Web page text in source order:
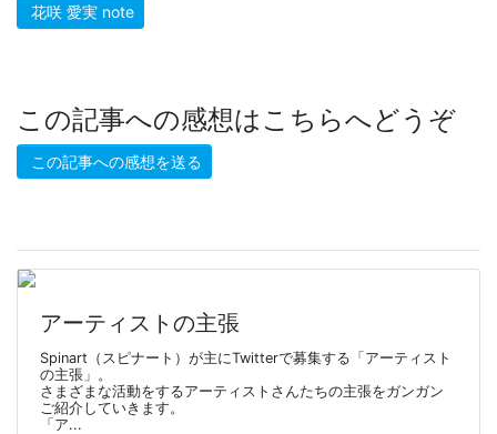
花咲 愛実 note
この記事への感想はこちらへどうぞ
この記事への感想を送る
アーティストの主張
Spinart（スピナート）が主にTwitterで募集する「アーティスト
の主張」。
さまざまな活動をするアーティストさんたちの主張をガンガン
ご紹介していきます。
「ア...